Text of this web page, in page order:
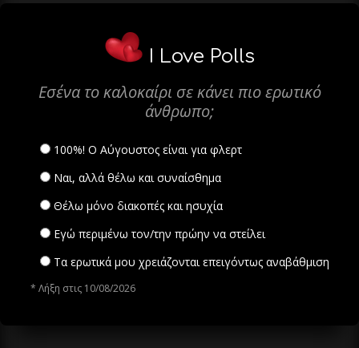
I Love Polls
Εσένα το καλοκαίρι σε κάνει πιο ερωτικό
άνθρωπο;
100%! Ο Αύγουστος είναι για φλερτ
Ναι, αλλά θέλω και συναίσθημα
Θέλω μόνο διακοπές και ησυχία
Εγώ περιμένω τον/την πρώην να στείλει
Τα ερωτικά μου χρειάζονται επειγόντως αναβάθμιση
* Λήξη στις 10/08/2026